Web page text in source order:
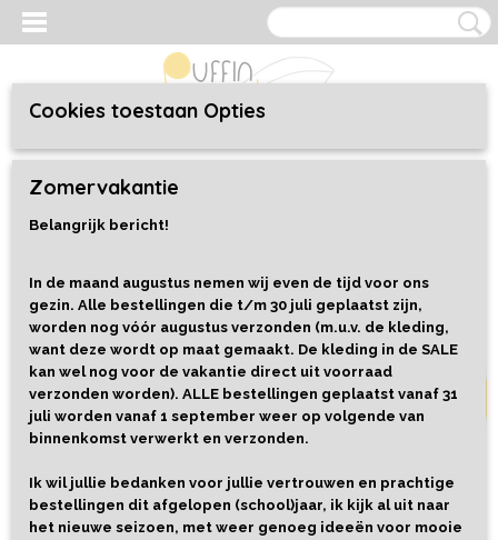
Uitverkocht
Cookies toestaan Opties
Zomervakantie
Belangrijk bericht!
In de maand augustus nemen wij even de tijd voor ons
gezin. Alle bestellingen die t/m 30 juli geplaatst zijn,
worden nog vóór augustus verzonden (m.u.v. de kleding,
want deze wordt op maat gemaakt. De kleding in de SALE
kan wel nog voor de vakantie direct uit voorraad
verzonden worden). ALLE bestellingen geplaatst vanaf 31
juli worden vanaf 1 september weer op volgende van
binnenkomst verwerkt en verzonden.
Ik wil jullie bedanken voor jullie vertrouwen en prachtige
bestellingen dit afgelopen (school)jaar, ik kijk al uit naar
het nieuwe seizoen, met weer genoeg ideeën voor mooie